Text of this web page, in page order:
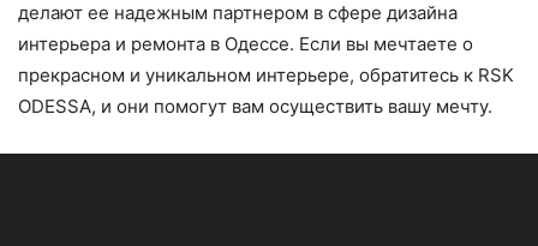
делают ее надежным партнером в сфере дизайна
интерьера и ремонта в Одессе. Если вы мечтаете о
прекрасном и уникальном интерьере, обратитесь к RSK
ODESSA, и они помогут вам осуществить вашу мечту.